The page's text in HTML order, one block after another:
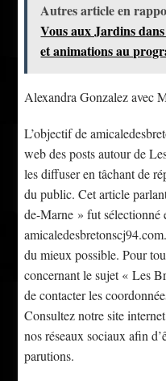
Autres article en
Vous aux Jardins
et animations au
Alexandra Gonzalez avec
L’objectif de
web des posts autour de
les diffuser en tâchant de
du public. Cet article
de-Marne » fut sélectionné
du mieux possible. Pour
concernant le sujet « Les
de contacter les
Consultez notre site
nos réseaux sociaux afin
parutions.